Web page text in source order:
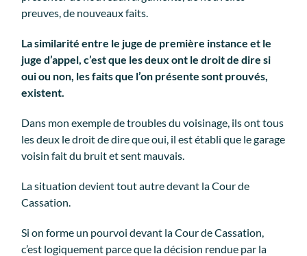
preuves, de nouveaux faits.
La similarité entre le juge de première instance et le
juge d’appel, c’est que les deux ont le droit de dire si
oui ou non, les faits que l’on présente sont prouvés,
existent.
Dans mon exemple de troubles du voisinage, ils ont tous
les deux le droit de dire que oui, il est établi que le garage
voisin fait du bruit et sent mauvais.
La situation devient tout autre devant la Cour de
Cassation.
Si on forme un pourvoi devant la Cour de Cassation,
c’est logiquement parce que la décision rendue par la